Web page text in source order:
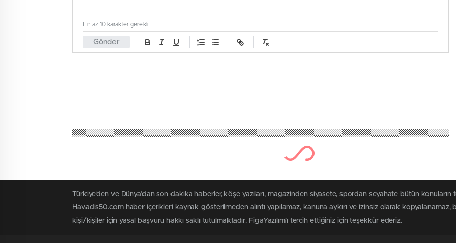
Gönder
En az 10 karakter gerekli
Türkiye'den ve Dünya’dan son dakika haberler, köşe yazıları, magazinden siyasete, spordan seyahate bütün konuların
Havadis50.com haber içerikleri kaynak gösterilmeden alıntı yapılamaz, kanuna aykırı ve izinsiz olarak kopyalanamaz,
kişi/kişiler için yasal başvuru hakkı saklı tutulmaktadır. FigaYazılım'ı tercih ettiğiniz için teşekkür ederiz.